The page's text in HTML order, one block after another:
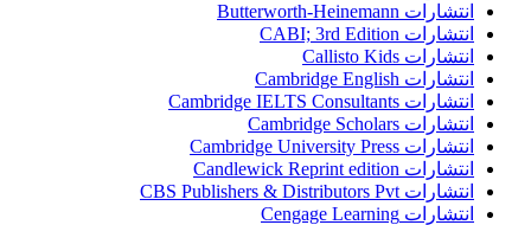
انتشارات Butterworth-Heinemann
انتشارات CABI; 3rd Edition
انتشارات Callisto Kids
انتشارات Cambridge English
انتشارات Cambridge IELTS Consultants
انتشارات Cambridge Scholars
انتشارات Cambridge University Press
انتشارات Candlewick Reprint edition
انتشارات CBS Publishers & Distributors Pvt
انتشارات Cengage Learning